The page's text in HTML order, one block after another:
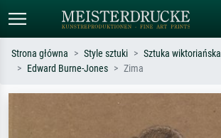
Szukaj wg artysty, tytułu lub stylu – np.
impresjonizm, fala Hokusaia, akt.
Strona główna Style sztuki
Sztuka wiktoriańska
Edward Burne-Jones
Zima